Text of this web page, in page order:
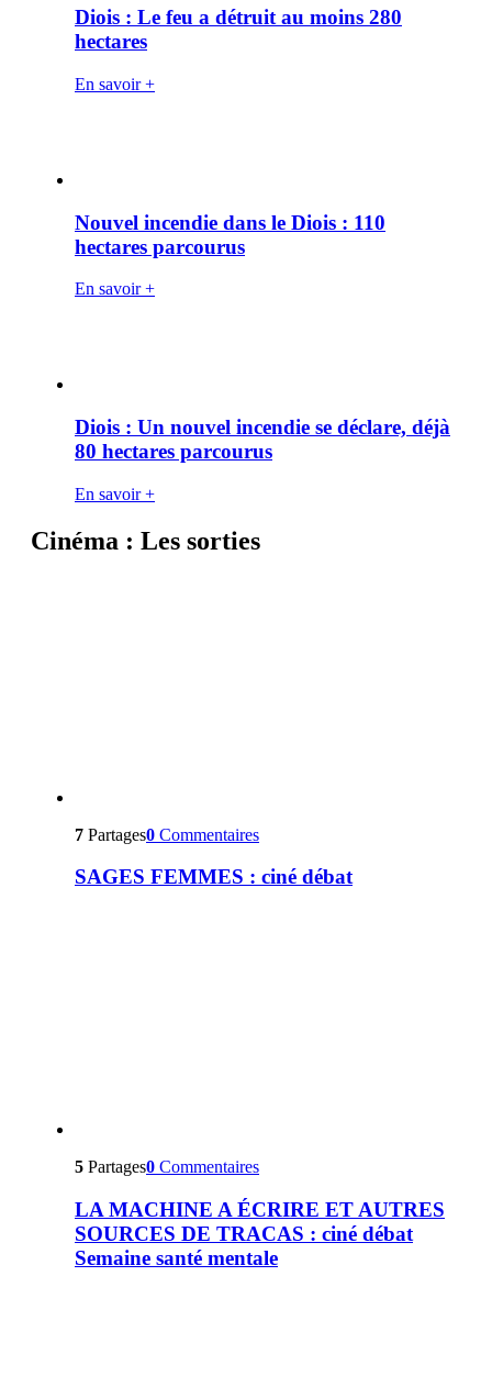
Diois : Le feu a détruit au moins 280
hectares
En savoir +
Nouvel incendie dans le Diois : 110
hectares parcourus
En savoir +
Diois : Un nouvel incendie se déclare, déjà
80 hectares parcourus
En savoir +
Cinéma : Les sorties
7 Partages0 Commentaires
SAGES FEMMES : ciné débat
5 Partages0 Commentaires
LA MACHINE A ÉCRIRE ET AUTRES
SOURCES DE TRACAS : ciné débat
Semaine santé mentale